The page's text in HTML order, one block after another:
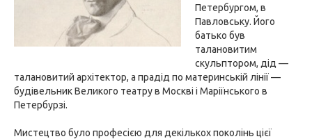
Петербургом, в
Павловську. Його
батько був
талановитим
скульптором, дід —
талановитий архітектор, а прадід по материнській лінії —
будівельник Великого театру в Москві і Маріїнського в
Петербурзі.
Мистецтво було професією для декількох поколінь цієї